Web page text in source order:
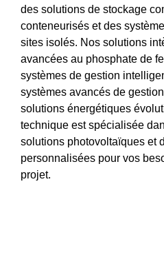
des solutions de stockage
conteneurisés et des
sites isolés. Nos solutions
avancées au phosphate de
systèmes de gestion
systèmes avancés de
solutions énergétiques
technique est spécialisée
solutions photovoltaïques et
personnalisées pour vos
projet.